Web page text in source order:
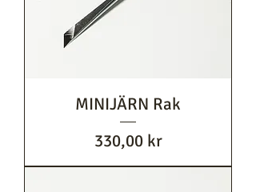
MINIJÄRN Rak
Pris
330,00 kr